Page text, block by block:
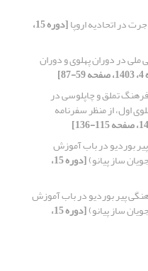
در اتحادیه اروپا [دوره 15،
در دوران پهلوی و دوران
تملق و چاپلوسی در
اول، از منظر سفرنامه
بوردیو در باب آموزش
ساز پیانو) [دوره 15،
پیر بوردیو در باب آموزش
ساز پیانو) [دوره 15،